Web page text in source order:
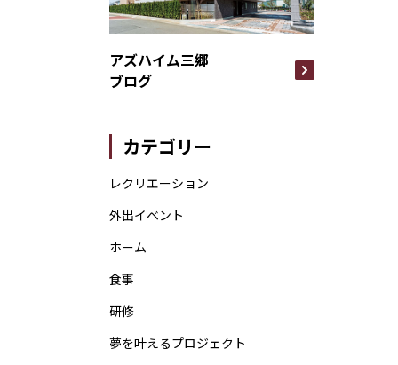
アズハイム三郷
ブログ
カテゴリー
レクリエーション
外出イベント
ホーム
食事
研修
夢を叶えるプロジェクト